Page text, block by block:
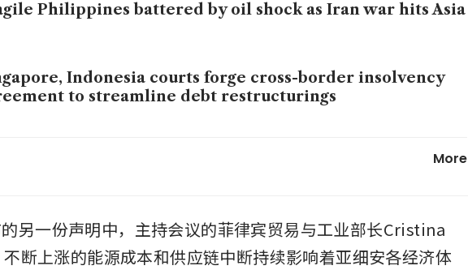
Philippines battered by oil shock as Iran war hits Asia
Indonesia courts forge cross-border insolvency
to streamline debt restructurings
More
另一份声明中，主持会议的菲律宾贸易与工业部长Cristina
断上涨的能源成本和供应链中断持续影响着亚细安各经济体